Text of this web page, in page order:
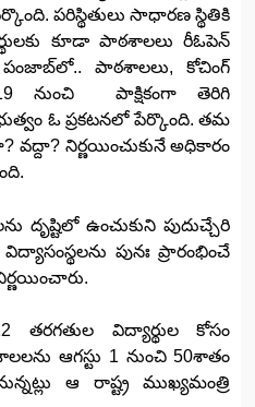
పరిస్థితులు సాధారణ స్థితికి
కూడా పాఠశాలలు రీఓపెన్‌
పంజాబ్‌లో.. పాఠశాలలు, కోచింగ్‌​
నుంచి పాక్షికంగా తెరిగి
ఓ ప్రకటనలో పేర్కొంది. తమ
వద్దా? నిర్ణయించుకునే అధికారం
దృష్టిలో ఉంచుకుని పుదుచ్చేరి
పునః ప్రారంభించే
తరగతుల విద్యార్థుల కోసం
ఆగస్టు 1 నుంచి 50శాతం
ఆ రాష్ట్ర ముఖ్యమంత్రి